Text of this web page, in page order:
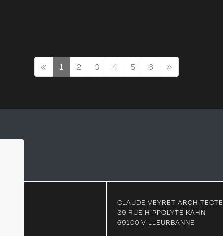
« 1 2 3 4 5 6 »
CLAUDE VEYRET ARCHITECTE
39 RUE HIPPOLYTE KAHN
69100 VILLEURBANNE